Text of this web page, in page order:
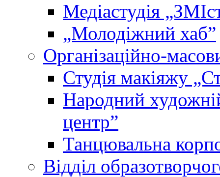
Медіастудія
„Молодіжний хабˮ
Організаційно-
Студія макіяжу
Народний
центр”
Танцювальна
Відділ